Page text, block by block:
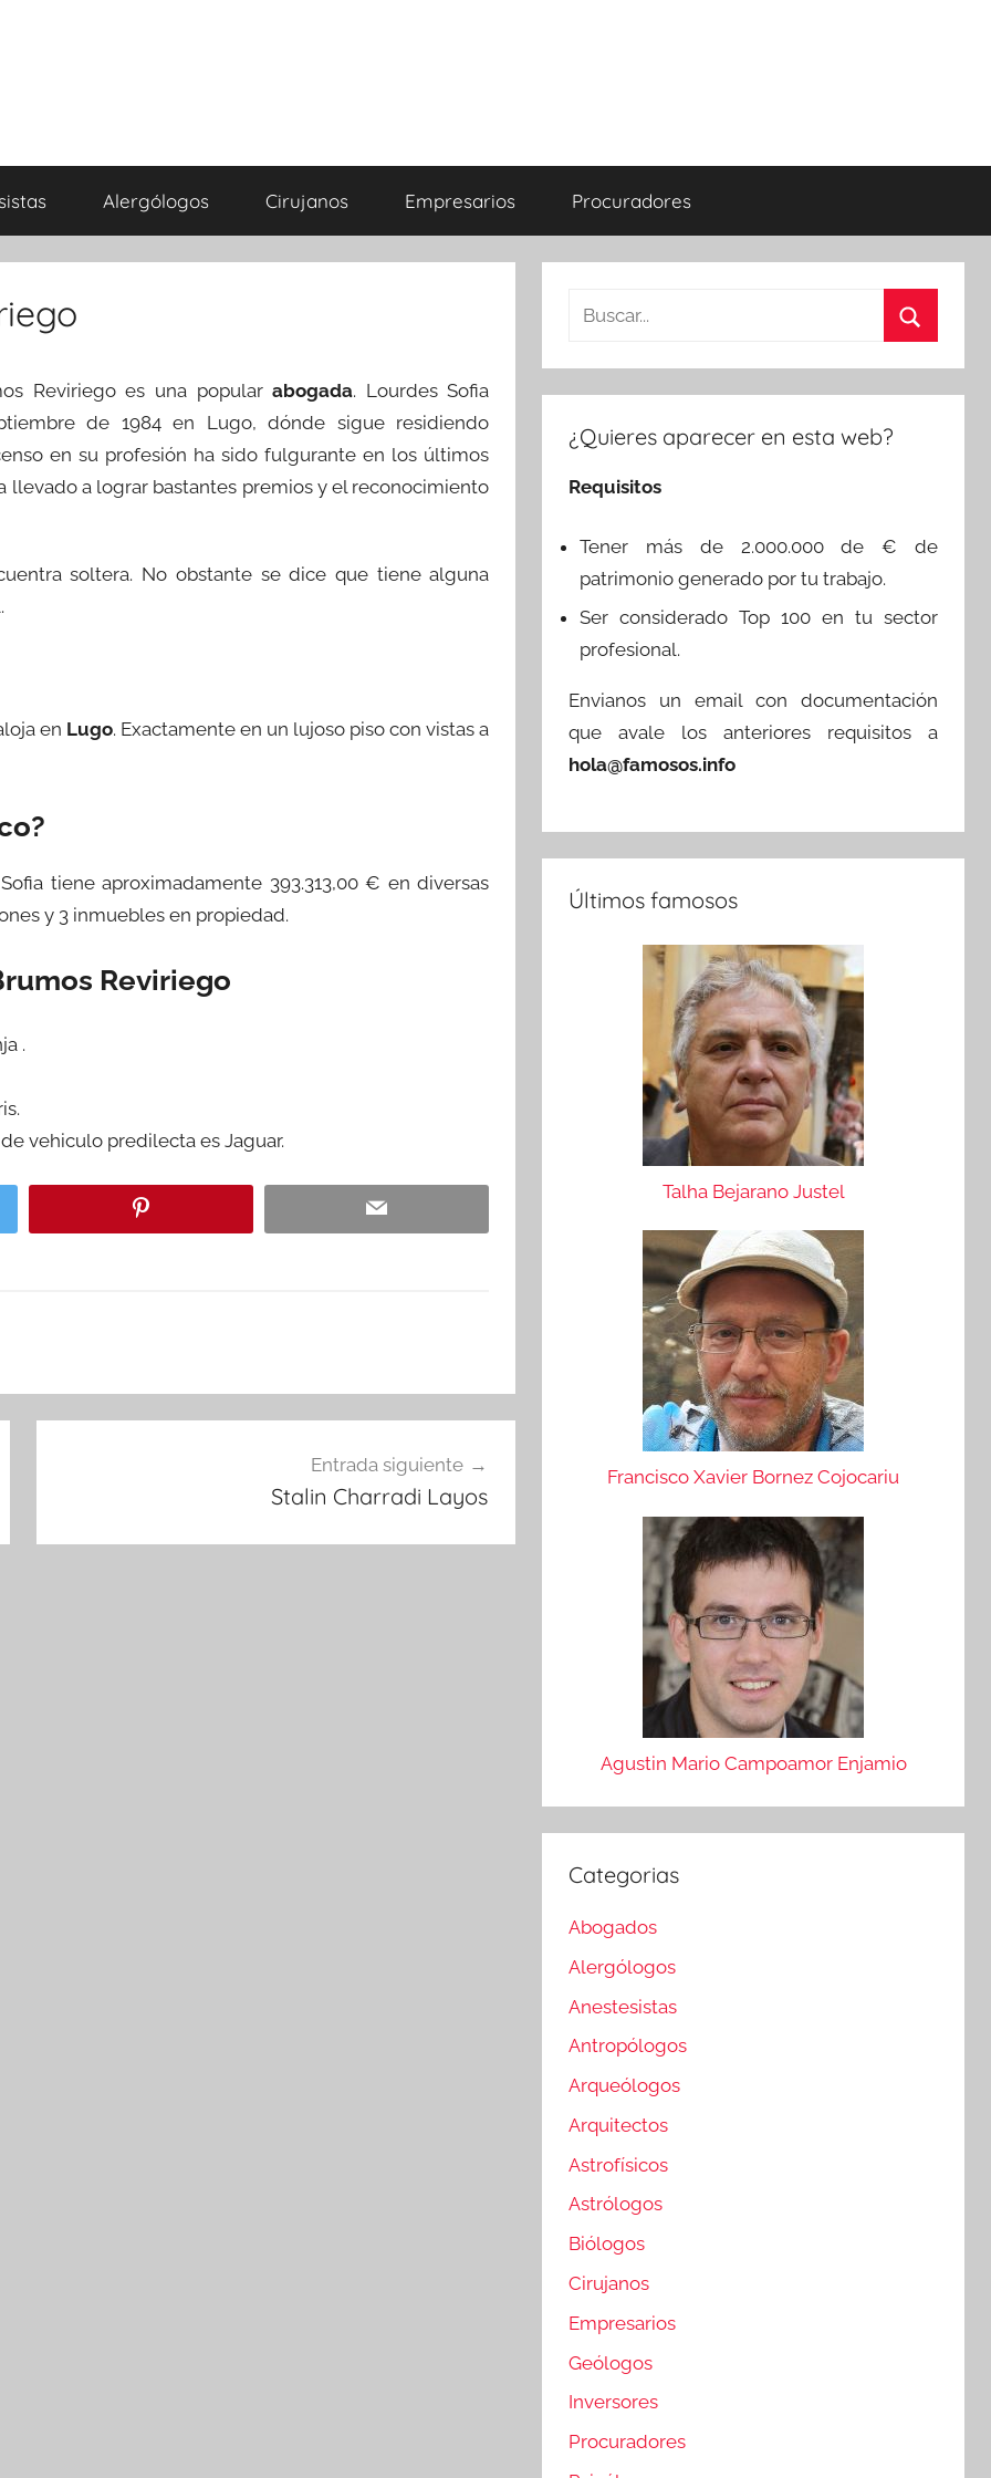
Alergólogos Cirujanos Empresarios Procuradores
Reviriego es una popularabogada. Lourdes Sofia
de 1984 en Lugo, dónde sigue residiendo
en su profesión ha sido fulgurante en los últimos
llevado a lograr bastantes premios y el reconocimiento
soltera. No obstante se dice que tiene alguna
en Lugo. Exactamente en un lujoso piso con vistas a
tiene aproximadamente 393.313,00 € en diversas
y 3 inmuebles en propiedad.
Reviriego
.
vehiculo predilecta es Jaguar.
Entrada siguiente
Stalin Charradi Layos
Buscar:
¿Quieres aparecer en esta web?
Requisitos
Tener más de 2.000.000 de € de
patrimonio generado por tu trabajo.
Ser considerado Top 100 en tu sector
profesional.
Envianos un email con documentación
que avale los anteriores requisitos a
hola@famosos.info
Últimos famosos
Talha Bejarano Justel
Francisco Xavier Bornez Cojocariu
Agustin Mario Campoamor Enjamio
Categorias
Abogados
Alergólogos
Anestesistas
Antropólogos
Arqueólogos
Arquitectos
Astrofísicos
Astrólogos
Biólogos
Cirujanos
Empresarios
Geólogos
Inversores
Procuradores